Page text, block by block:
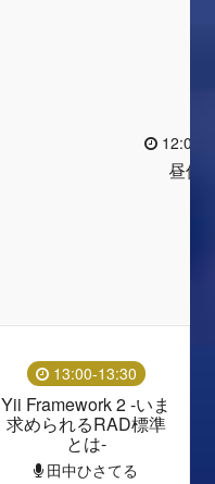
12:00-
昼休
13:00-13:30
Yii Framework 2 -いま
求められるRAD標準
とは-
田中ひさてる